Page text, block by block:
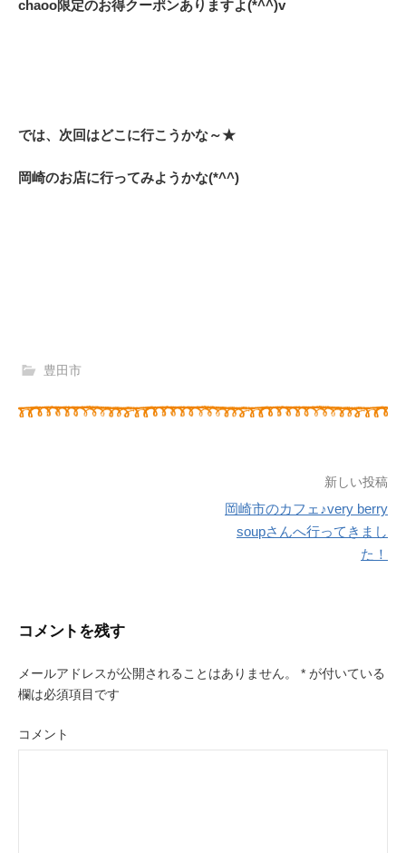
chaoo限定のお得クーポンありますよ(*^^)v
では、次回はどこに行こうかな～★
岡崎のお店に行ってみようかな(*^^)
豊田市
ビ
ゲ
ー
シ
新しい投稿
岡崎市のカフェ♪very berry
soupさんへ行ってきまし
た！
コメントを残す
メールアドレスが公開されることはありません。 * が付いている
欄は必須項目です
コメント